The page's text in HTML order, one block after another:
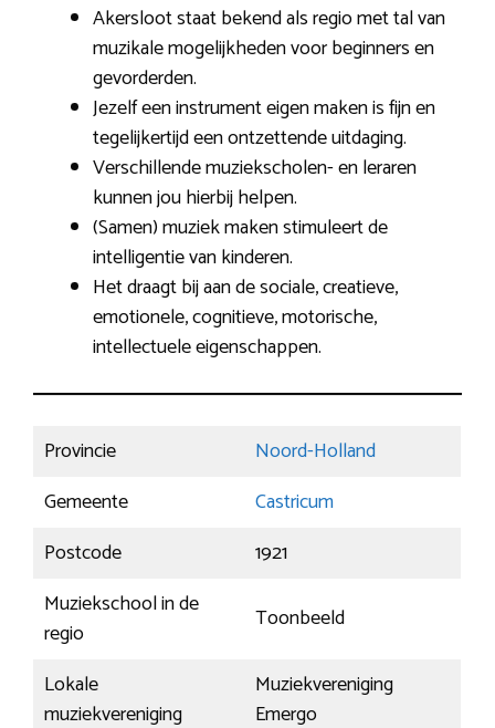
Akersloot staat bekend als regio met tal van
muzikale mogelijkheden voor beginners en
gevorderden.
Jezelf een instrument eigen maken is fijn en
tegelijkertijd een ontzettende uitdaging.
Verschillende muziekscholen- en leraren
kunnen jou hierbij helpen.
(Samen) muziek maken stimuleert de
intelligentie van kinderen.
Het draagt bij aan de sociale, creatieve,
emotionele, cognitieve, motorische,
intellectuele eigenschappen.
Provincie
Noord-Holland
Gemeente
Castricum
Postcode
1921
Muziekschool in de
regio
Toonbeeld
Lokale
muziekvereniging
Muziekvereniging
Emergo